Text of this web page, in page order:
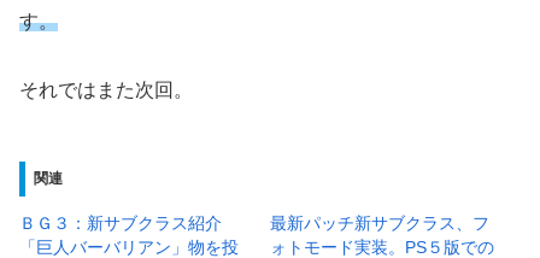
す。
それではまた次回。
関連
ＢＧ３：新サブクラス紹介
「巨人バーバリアン」物を投
最新パッチ新サブクラス、フ
ォトモード実装。PS５版での